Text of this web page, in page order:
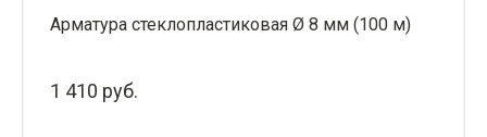
Арматура стеклопластиковая Ø 8 мм (100 м)
1 410 руб.